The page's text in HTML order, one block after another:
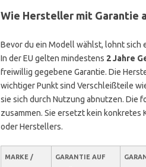
Wie Hersteller mit Garantie
Bevor du ein Modell wählst, lohnt sich
In der EU gelten mindestens 2 Jahre
freiwillig gegebene Garantie. Die
wichtiger Punkt sind Verschleißteile
sie sich durch Nutzung abnutzen. Die
zusammen. Sie ersetzt kein konkretes
oder Herstellers.
MARKE /
GARANTIE AUF